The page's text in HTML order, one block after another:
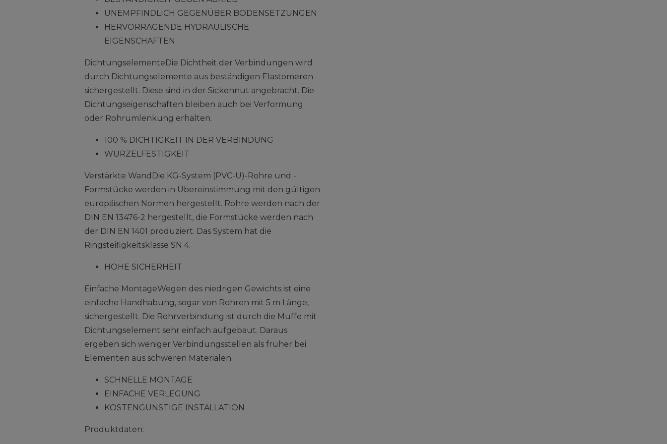
UNEMPFINDLICH GEGENÜBER BODENSETZUNGEN
HERVORRAGENDE HYDRAULISCHE
EIGENSCHAFTEN
DichtungselementeDie Dichtheit der Verbindungen wird
durch Dichtungselemente aus beständigen Elastomeren
sichergestellt. Diese sind in der Sickennut angebracht. Die
Dichtungseigenschaften bleiben auch bei Verformung
oder Rohrumlenkung erhalten.
100 % DICHTIGKEIT IN DER VERBINDUNG
WURZELFESTIGKEIT
Verstärkte WandDie KG-System (PVC-U)-Rohre und -
Formstücke werden in Übereinstimmung mit den gültigen
europäischen Normen hergestellt. Rohre werden nach der
DIN EN 13476-2 hergestellt, die Formstücke werden nach
der DIN EN 1401 produziert. Das System hat die
Ringsteifigkeitsklasse SN 4.
HOHE SICHERHEIT
Einfache MontageWegen des niedrigen Gewichts ist eine
einfache Handhabung, sogar von Rohren mit 5 m Länge,
sichergestellt. Die Rohrverbindung ist durch die Muffe mit
Dichtungselement sehr einfach aufgebaut. Daraus
ergeben sich weniger Verbindungsstellen als früher bei
Elementen aus schweren Materialen.
SCHNELLE MONTAGE
EINFACHE VERLEGUNG
KOSTENGÜNSTIGE INSTALLATION
Produktdaten: